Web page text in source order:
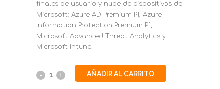
finales de usuario y nube de dispositivos de
Microsoft: Azure AD Premium P1, Azure
Information Protection Premium P1,
Microsoft Advanced Threat Analytics y
Microsoft Intune.
AÑADIR AL CARRITO